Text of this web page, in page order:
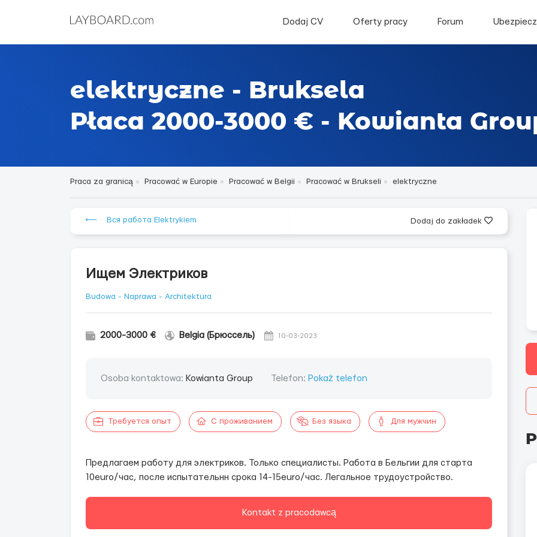
Dodaj CV Oferty pracy Forum
elektryczne - Bruksela
Płaca 2000-3000 € - Kowianta
Praca za granicą Pracować w Europie Pracować w Belgii Pracować w Brukseli elektryczne
⟵ Вся работа Elektrykiem Dodaj do zakładek
Ищем Электриков
Budowa - Naprawa - Architektura
2000-3000 € Belgia (Брюссель) 10-03-2023
Osoba kontaktowa: Kowianta Group Telefon: Pokaż telefon
Требуется опыт С проживанием Без языка Для мужчин
Предлагаем работу для электриков. Только специалисты. Работа в Бельгии для старта
10euro/час, после испытательнн срока 14-15euro/час. Легальное трудоустройство.
Kontakt z pracodawcą